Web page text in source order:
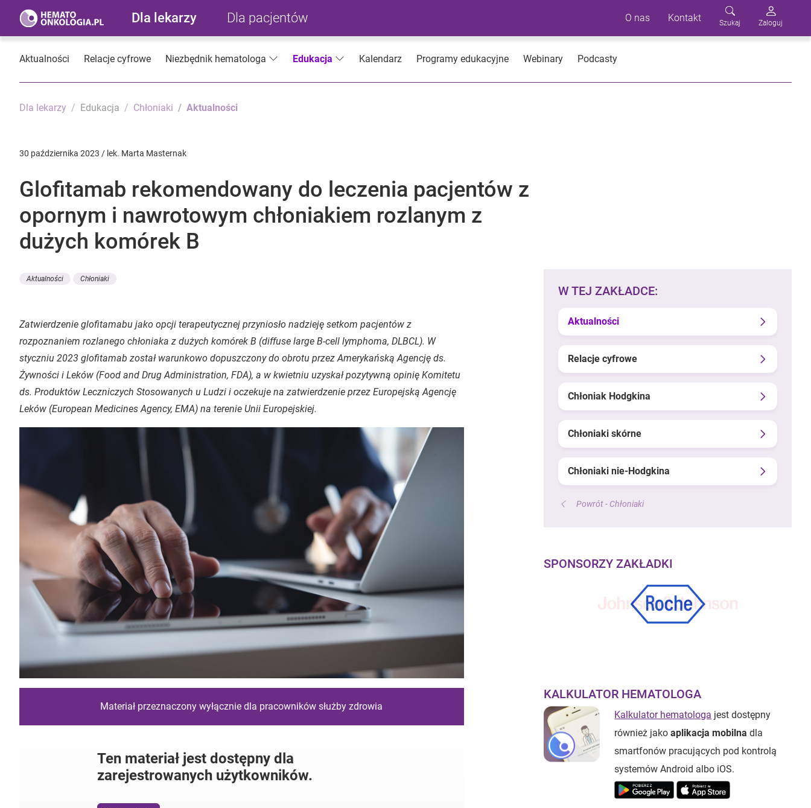
Dla lekarzy Dla pacjentów O nas Kontakt Szukaj Zaloguj
Aktualności Relacje cyfrowe Niezbędnik hematologa Edukacja Kalendarz Programy edukacyjne Webinary Podcasty
Dla lekarzy Edukacja Chłoniaki Aktualności
30 października 2023 / lek. Marta Masternak
Glofitamab rekomendowany do leczenia pacjentów z
opornym i nawrotowym chłoniakiem rozlanym z
dużych komórek B
Aktualności Chłoniaki
Zatwierdzenie glofitamabu jako opcji terapeutycznej przyniosło nadzieję setkom pacjentów z
rozpoznaniem rozlanego chłoniaka z dużych komórek B (diffuse large B-cell lymphoma, DLBCL). W
styczniu 2023 glofitamab został warunkowo dopuszczony do obrotu przez Amerykańską Agencję ds.
Żywności i Leków (Food and Drug Administration, FDA), a w kwietniu uzyskał pozytywną opinię Komitetu
ds. Produktów Leczniczych Stosowanych u Ludzi i oczekuje na zatwierdzenie przez Europejską Agencję
Leków (European Medicines Agency, EMA) na terenie Unii Europejskiej.
Materiał przeznaczony wyłącznie dla pracowników służby zdrowia
Ten materiał jest dostępny dla
zarejestrowanych użytkowników.
W TEJ ZAKŁADCE:
Aktualności
Relacje cyfrowe
Chłoniak Hodgkina
Chłoniaki skórne
Chłoniaki nie-Hodgkina
Powrót - Chłoniaki
SPONSORZY ZAKŁADKI
KALKULATOR HEMATOLOGA
Kalkulator hematologa jest dostępny
również jakoaplikacja mobilna dla
smartfonów pracujących pod kontrolą
systemów Android albo iOS.